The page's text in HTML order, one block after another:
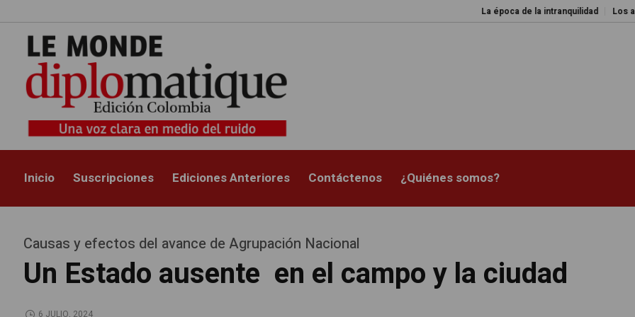
La época de la intranquilidad Los amos
Inicio Suscripciones Ediciones Anteriores Contáctenos ¿Quiénes somos?
Causas y efectos del avance de Agrupación Nacional
Un Estado ausente en el campo y la ciudad
6 JULIO, 2024